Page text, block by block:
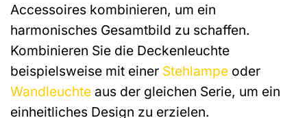
Accessoires kombinieren, um ein
harmonisches Gesamtbild zu schaffen.
Kombinieren Sie die Deckenleuchte
beispielsweise mit einer Stehlampe oder
Wandleuchte aus der gleichen Serie, um ein
einheitliches Design zu erzielen.